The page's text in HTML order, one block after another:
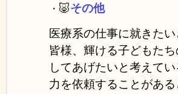
・ 🐷その他
医療系の仕事に就きた
皆様、輝ける子どもた
してあげたいと考えて
力を依頼することがある